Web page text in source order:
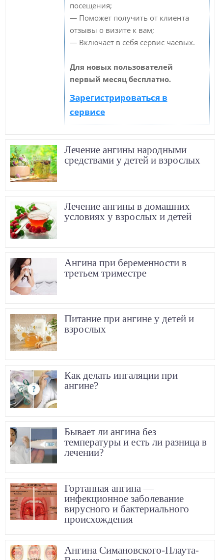
посещения;
— Поможет получить от клиента
отзывы о визите к вам;
— Включает в себя сервис чаевых.
Для новых пользователей
первый месяц бесплатно.
Зарегистрироваться в
сервисе
Лечение ангины народными
средствами у детей и взрослых
Лечение ангины в домашних
условиях у взрослых и детей
Ангина при беременности в
третьем триместре
Питание при ангине у детей и
взрослых
Как делать ингаляции при
ангине?
Бывает ли ангина без
температуры и есть ли разница в
лечении?
Гортанная ангина —
инфекционное заболевание
вирусного и бактериального
происхождения
Ангина Симановского-Плаута-